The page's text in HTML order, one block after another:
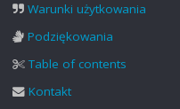
Warunki użytkowania
Podziękowania
Table of contents
Kontakt